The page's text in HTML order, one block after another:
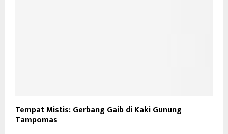
Tempat Mistis: Gerbang Gaib di Kaki Gunung
Tampomas